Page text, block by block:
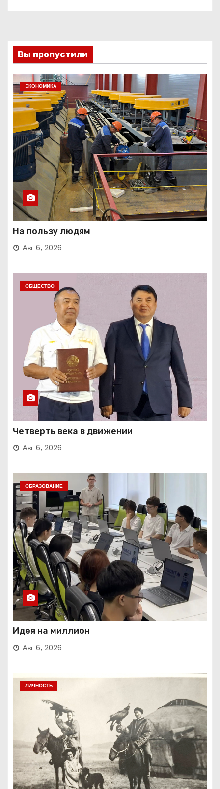
Вы пропустили
ЭКОНОМИКА
На пользу людям
Авг 6, 2026
ОБЩЕСТВО
Четверть века в движении
Авг 6, 2026
ОБРАЗОВАНИЕ
Идея на миллион
Авг 6, 2026
ЛИЧНОСТЬ